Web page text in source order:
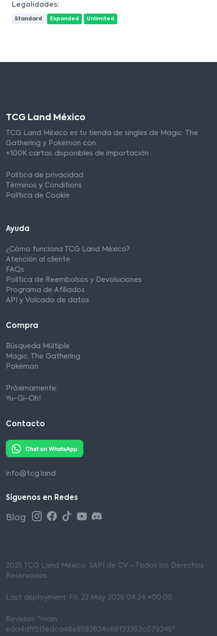
Legalidades:
Standard Expanded Unlimited
TCG Land México
TCG Land México es tu tienda de singles de Magic: The
Gathering y Pokémon con
+100K cartas disponibles de importación
Política de privacidad
Términos y Conditions
Política de Cookie
Ayuda
¿Cómo funciona TCG Land México?
Atención al cliente
FAQs
Política de Reembolsos y Devoluciones
Programa de Afiliados
API y Volcado de datos
Compra
Búsqueda Múltiple
Magic: The Gathering
Pokémon
Próximamente:
Yu-Gi-Oh!
Contacto
info@tcg.land
Síguenos en Redes
Blog
2025 TCG Land México, SAPI de CV - Todos los Derechos
Reservados
Last deployment: Fri, 22 May 2026 04:24 +00:00
Revision: "main
eda4d1f513edca48e8582834c68f33362c079245"